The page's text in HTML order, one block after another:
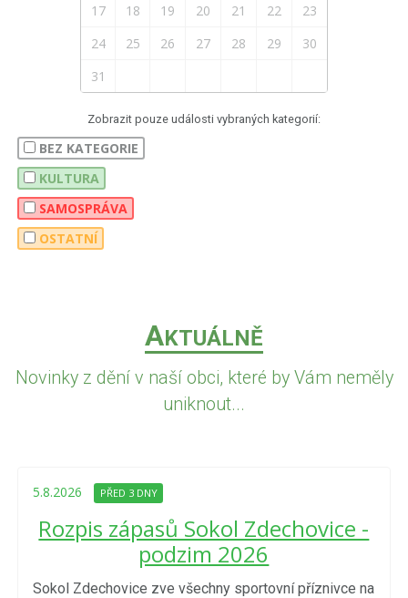
17
18 19 20 21 22
23
24
25 26 27 28 29
30
31
Zobrazit pouze události vybraných kategorií:
BEZ KATEGORIE
KULTURA
SAMOSPRÁVA
OSTATNÍ
AKTUÁLNĚ
Novinky z dění v naší obci, které by Vám neměly
uniknout...
5.8.2026 PŘED 3 DNY
Rozpis zápasů Sokol Zdechovice -
podzim 2026
Sokol Zdechovice zve všechny sportovní příznivce na